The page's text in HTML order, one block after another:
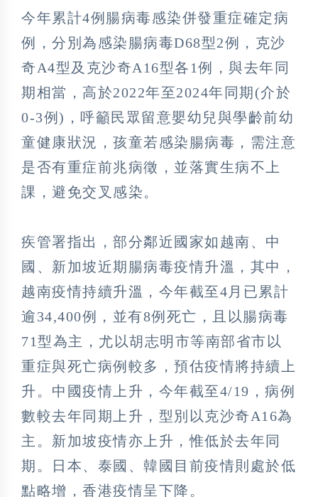
今年累計4例腸病毒感染併發重症確定病
例，分別為感染腸病毒D68型2例，克沙
奇A4型及克沙奇A16型各1例，與去年同
期相當，高於2022年至2024年同期(介於
0-3例)，呼籲民眾留意嬰幼兒與學齡前幼
童健康狀況，孩童若感染腸病毒，需注意
是否有重症前兆病徵，並落實生病不上
課，避免交叉感染。
疾管署指出，部分鄰近國家如越南、中
國、新加坡近期腸病毒疫情升溫，其中，
越南疫情持續升溫，今年截至4月已累計
逾34,400例，並有8例死亡，且以腸病毒
71型為主，尤以胡志明市等南部省市以
重症與死亡病例較多，預估疫情將持續上
升。中國疫情上升，今年截至4/19，病例
數較去年同期上升，型別以克沙奇A16為
主。新加坡疫情亦上升，惟低於去年同
期。日本、泰國、韓國目前疫情則處於低
點略增，香港疫情呈下降。